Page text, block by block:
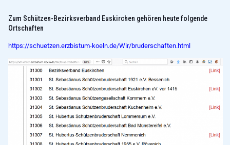
Zum Schützen-Bezirksverband Euskirchen gehören heute folgende
Ortschaften
https://schuetzen.erzbistum-koeln.de/Wir/bruderschaften.html